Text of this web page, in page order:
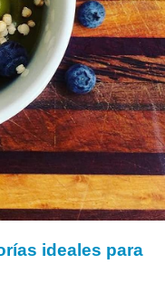
ideales para